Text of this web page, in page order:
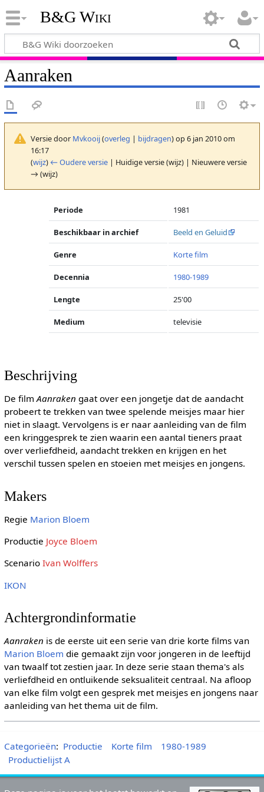
B&G Wiki
Aanraken
Versie door Mvkooij(overleg | bijdragen)op 6 jan 2010 om
16:17
(wijz) ← Oudere versie| Huidige versie (wijz) | Nieuwere versie
→ (wijz)
Periode 1981
Beschikbaar in archief Beeld en Geluid
Genre Korte film
Decennia 1980-1989
Lengte 25'00
Medium televisie
Beschrijving
De filmAanraken gaat over een jongetje dat de aandacht
probeert te trekken van twee spelende meisjes maar hier
niet in slaagt. Vervolgens is er naar aanleiding van de film
een kringgesprek te zien waarin een aantal tieners praat
over verliefdheid, aandacht trekken en krijgen en het
verschil tussen spelen en stoeien met meisjes en jongens.
Makers
Regie Marion Bloem
Productie Joyce Bloem
Scenario Ivan Wolffers
IKON
Achtergrondinformatie
Aanraken is de eerste uit een serie van drie korte films van
Marion Bloem die gemaakt zijn voor jongeren in de leeftijd
van twaalf tot zestien jaar. In deze serie staan thema's als
verliefdheid en ontluikende seksualiteit centraal. Na afloop
van elke film volgt een gesprek met meisjes en jongens naar
aanleiding van het thema uit de film.
Categorieën: Productie Korte film
1980-1989
Productielijst A